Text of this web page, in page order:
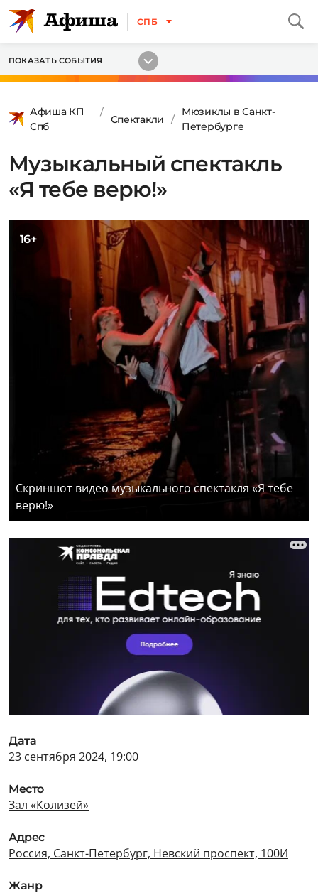
СПБ
ПОКАЗАТЬ СОБЫТИЯ
Афиша КП
Спб
Спектакли
Мюзиклы в Санкт-
Петербурге
Музыкальный спектакль
«Я тебе верю!»
16+
Скриншот видео музыкального спектакля «Я тебе
верю!»
Дата
23 сентября 2024, 19:00
Место
Зал «Колизей»
Адрес
Россия, Санкт-Петербург, Невский проспект, 100И
Жанр